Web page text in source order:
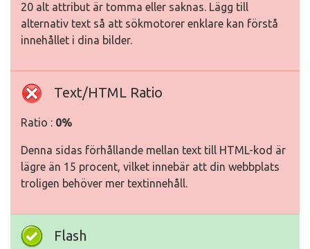
20 alt attribut är tomma eller saknas. Lägg till
alternativ text så att sökmotorer enklare kan förstå
innehållet i dina bilder.
Text/HTML Ratio
Ratio : 0%
Denna sidas förhållande mellan text till HTML-kod är
lägre än 15 procent, vilket innebär att din webbplats
troligen behöver mer textinnehåll.
Flash